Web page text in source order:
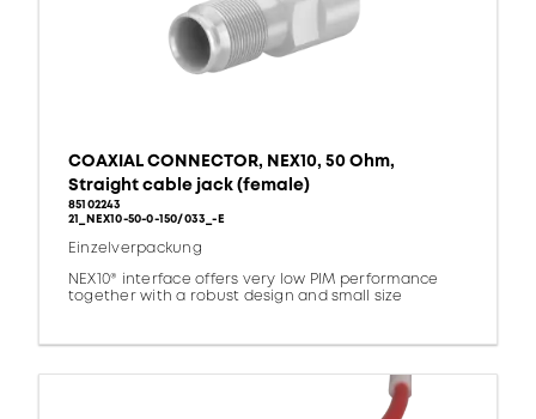
COAXIAL CONNECTOR, NEX10, 50 Ohm,
Straight cable jack (female)
85102243
21_NEX10-50-0-150/033_-E
Einzelverpackung
NEX10® interface offers very low PIM performance
together with a robust design and small size